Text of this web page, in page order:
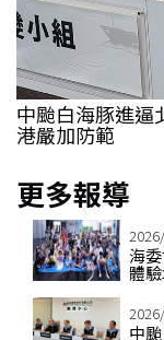
高市7旬翁中風
醫院中醫科水藥
更多報導
海
體
中